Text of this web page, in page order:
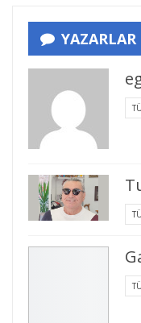
YAZARLAR